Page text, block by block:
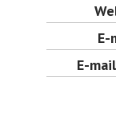
E-
E-